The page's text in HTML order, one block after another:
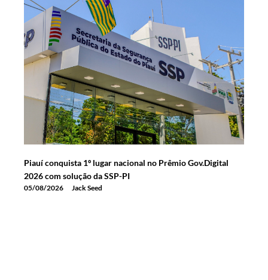
Piauí conquista 1º lugar nacional no Prêmio Gov.Digital
2026 com solução da SSP-PI
05/08/2026 Jack Seed